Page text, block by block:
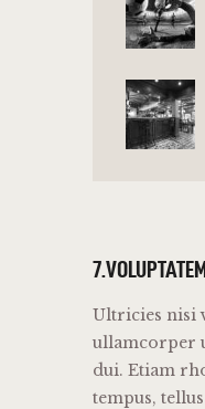
Ultricies nisi
ullamcorper
dui. Etiam
tempus,